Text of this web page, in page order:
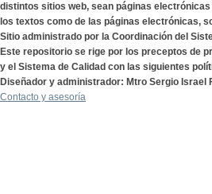
distintos sitios web, sean páginas
los textos como de las páginas electrónicas,
Sitio administrado por la Coordinación del
Este repositorio se rige por los preceptos de
y el Sistema de Calidad con las siguientes
Diseñador y administrador: Mtro Sergio Israel
Contacto y asesoría